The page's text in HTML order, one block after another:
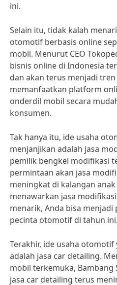
ini.
Selain itu, tidak kalah
otomotif berbasis online
mobil. Menurut CEO
bisnis online di Indonesia
dan akan terus menjadi
memanfaatkan platform
onderdil mobil secara
konsumen.
Tak hanya itu, ide usaha
menjanjikan adalah jasa
pemilik bengkel modifikasi
permintaan akan jasa
meningkat di kalangan
menawarkan jasa
menarik, Anda bisa
pecinta otomotif di tahun ini.
Terakhir, ide usaha
adalah jasa car detailing.
mobil terkemuka, Bambang
jasa car detailing terus